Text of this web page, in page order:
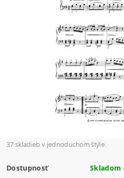
37 skladieb v jednoduchom štýle.
Dostupnosť Skladom